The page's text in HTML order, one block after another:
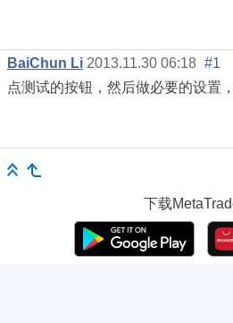
BaiChun Li 2013.11.30 06:18 #1
点测试的按钮，然后做必要的设置
下载